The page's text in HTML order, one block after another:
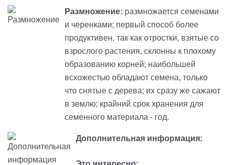
Размножение: размножается семенами
и черенками; первый способ более
продуктивен, так как отростки, взятые со
взрослого растения, склонны к плохому
образованию корней; наибольшей
всхожестью обладают семена, только
что снятые с дерева; их сразу же сажают
в землю; крайний срок хранения для
семенного материала - год.
Дополнительная информация: